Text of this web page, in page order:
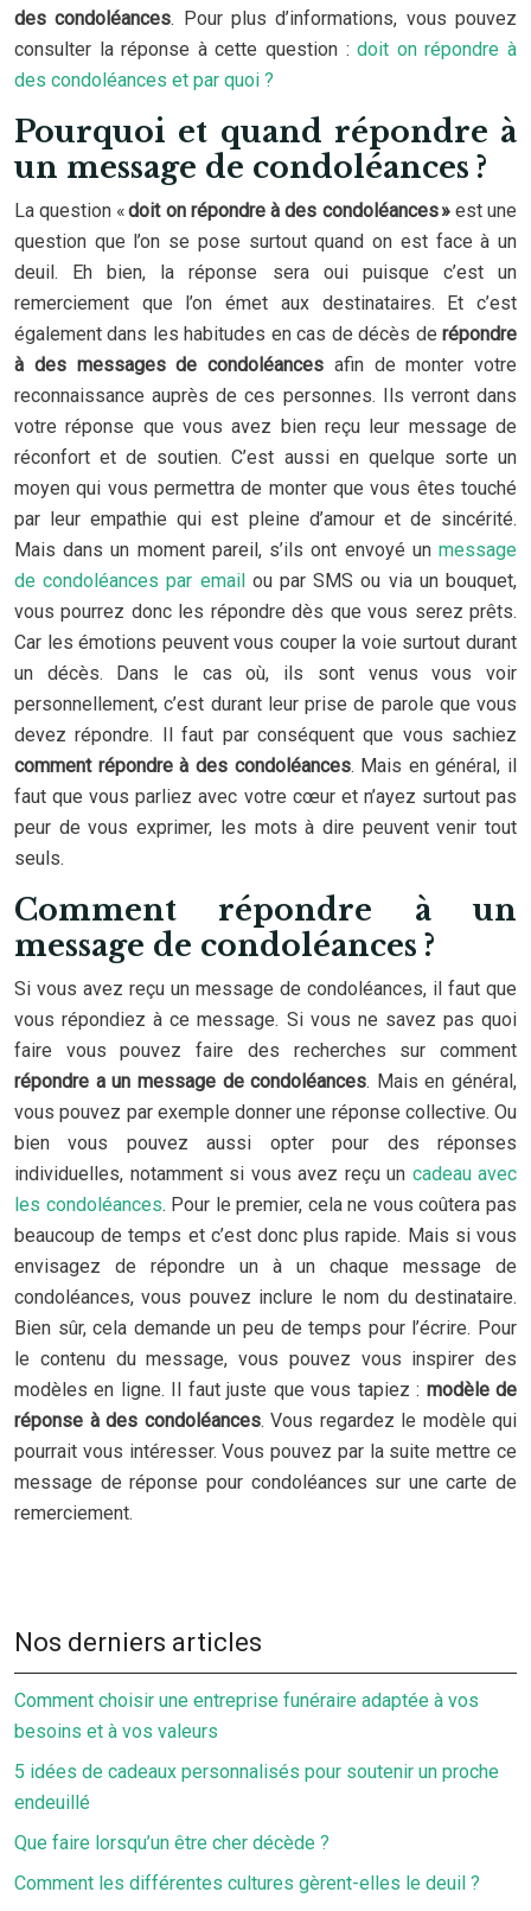
des condoléances. Pour plus d’informations, vous pouvez
consulter la réponse à cette question :doit on répondre à
des condoléances et par quoi ?
Pourquoi et quand répondre à
un message de condoléances ?
La question «doit on répondre à des condoléances » est une
question que l’on se pose surtout quand on est face à un
deuil. Eh bien, la réponse sera oui puisque c’est un
remerciement que l’on émet aux destinataires. Et c’est
également dans les habitudes en cas de décès de répondre
à des messages de condoléances afin de monter votre
reconnaissance auprès de ces personnes. Ils verront dans
votre réponse que vous avez bien reçu leur message de
réconfort et de soutien. C’est aussi en quelque sorte un
moyen qui vous permettra de monter que vous êtes touché
par leur empathie qui est pleine d’amour et de sincérité.
Mais dans un moment pareil, s’ils ont envoyé un message
de condoléances par emailou par SMS ou via un bouquet,
vous pourrez donc les répondre dès que vous serez prêts.
Car les émotions peuvent vous couper la voie surtout durant
un décès. Dans le cas où, ils sont venus vous voir
personnellement, c’est durant leur prise de parole que vous
devez répondre. Il faut par conséquent que vous sachiez
comment répondre à des condoléances. Mais en général, il
faut que vous parliez avec votre cœur et n’ayez surtout pas
peur de vous exprimer, les mots à dire peuvent venir tout
seuls.
Comment répondre à un
message de condoléances ?
Si vous avez reçu un message de condoléances, il faut que
vous répondiez à ce message. Si vous ne savez pas quoi
faire vous pouvez faire des recherches sur comment
répondre a un message de condoléances. Mais en général,
vous pouvez par exemple donner une réponse collective. Ou
bien vous pouvez aussi opter pour des réponses
individuelles, notamment si vous avez reçu un cadeau avec
les condoléances. Pour le premier, cela ne vous coûtera pas
beaucoup de temps et c’est donc plus rapide. Mais si vous
envisagez de répondre un à un chaque message de
condoléances, vous pouvez inclure le nom du destinataire.
Bien sûr, cela demande un peu de temps pour l’écrire. Pour
le contenu du message, vous pouvez vous inspirer des
modèles en ligne. Il faut juste que vous tapiez : modèle de
réponse à des condoléances. Vous regardez le modèle qui
pourrait vous intéresser. Vous pouvez par la suite mettre ce
message de réponse pour condoléances sur une carte de
remerciement.
Nos derniers articles
Comment choisir une entreprise funéraire adaptée à vos
besoins et à vos valeurs
5 idées de cadeaux personnalisés pour soutenir un proche
endeuillé
Que faire lorsqu’un être cher décède ?
Comment les différentes cultures gèrent-elles le deuil ?